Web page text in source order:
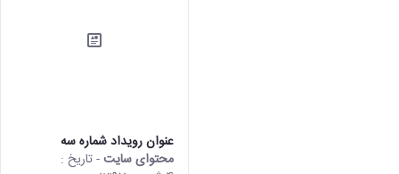
عنوان رویداد شماره سه
محتوای سایت- تاریخ :